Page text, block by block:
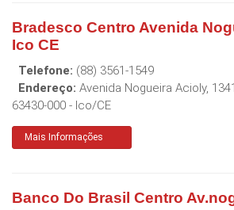
Bradesco Centro Avenida
Ico CE
Telefone: (88) 3561-1549
Endereço: Avenida Nogueira Acioly,
63430-000 - Ico/CE
Mais Informações
Banco Do Brasil Centro